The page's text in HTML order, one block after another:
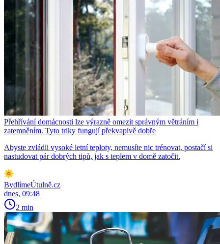
Přehřívání domácnosti lze výrazně omezit správným větráním i
zatemněním. Tyto triky fungují překvapivě dobře
Abyste zvládli vysoké letní teploty, nemusíte nic trénovat, postačí si
nastudovat pár dobrých tipů, jak s teplem v domě zatočit.
BydlímeÚtulně.cz
dnes, 09:48
2 min